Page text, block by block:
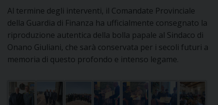
Al termine degli interventi, il Comandate Provinciale
della Guardia di Finanza ha ufficialmente consegnato la
riproduzione autentica della bolla papale al Sindaco di
Onano Giuliani, che sarà conservata per i secoli futuri a
memoria di questo profondo e intenso legame.